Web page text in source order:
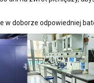
w doborze odpowiedniej